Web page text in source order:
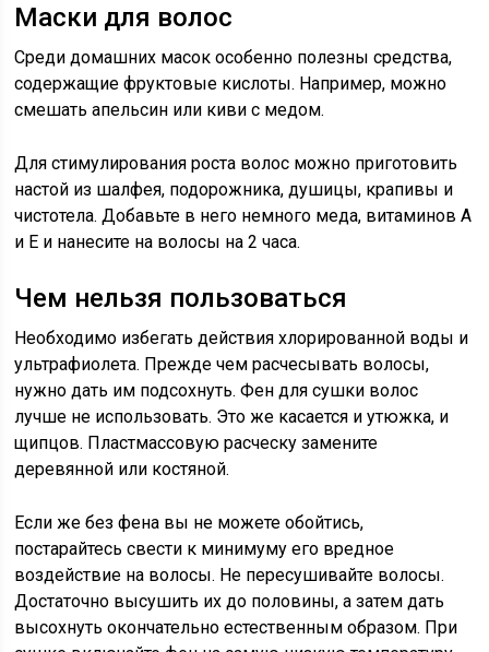
Маски для волос
Среди домашних масок особенно полезны средства,
содержащие фруктовые кислоты. Например, можно
смешать апельсин или киви с медом.
Для стимулирования роста волос можно приготовить
настой из шалфея, подорожника, душицы, крапивы и
чистотела. Добавьте в него немного меда, витаминов А
и Е и нанесите на волосы на 2 часа.
Чем нельзя пользоваться
Необходимо избегать действия хлорированной воды и
ультрафиолета. Прежде чем расчесывать волосы,
нужно дать им подсохнуть. Фен для сушки волос
лучше не использовать. Это же касается и утюжка, и
щипцов. Пластмассовую расческу замените
деревянной или костяной.
Если же без фена вы не можете обойтись,
постарайтесь свести к минимуму его вредное
воздействие на волосы. Не пересушивайте волосы.
Достаточно высушить их до половины, а затем дать
высохнуть окончательно естественным образом. При